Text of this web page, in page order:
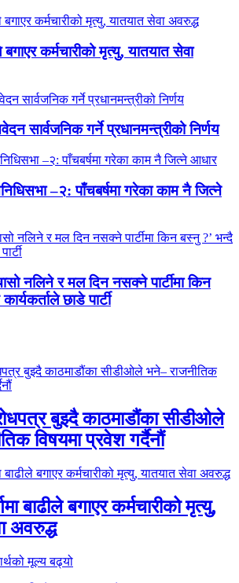
बगाएर कर्मचारीको मृत्यु, यातयात सेवा
सार्वजनिक गर्ने प्रधानमन्त्रीको निर्णय
–२: पाँचबर्षमा गरेका काम नै जित्ने
नलिने र मल दिन नसक्ने पार्टीमा किन
छाडे पार्टी
बुझ्दै काठमाडौंका सीडीओले
विषयमा प्रवेश गर्दैनौं
बाढीले बगाएर कर्मचारीको मृत्यु,
अवरुद्ध